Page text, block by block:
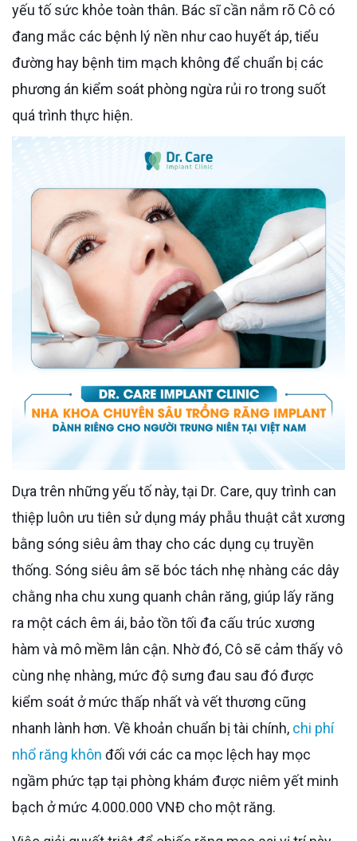
yếu tố sức khỏe toàn thân. Bác sĩ cần nắm rõ Cô có
đang mắc các bệnh lý nền như cao huyết áp, tiểu
đường hay bệnh tim mạch không để chuẩn bị các
phương án kiểm soát phòng ngừa rủi ro trong suốt
quá trình thực hiện.
Dựa trên những yếu tố này, tại Dr. Care, quy trình can
thiệp luôn ưu tiên sử dụng máy phẫu thuật cắt xương
bằng sóng siêu âm thay cho các dụng cụ truyền
thống. Sóng siêu âm sẽ bóc tách nhẹ nhàng các dây
chằng nha chu xung quanh chân răng, giúp lấy răng
ra một cách êm ái, bảo tồn tối đa cấu trúc xương
hàm và mô mềm lân cận. Nhờ đó, Cô sẽ cảm thấy vô
cùng nhẹ nhàng, mức độ sưng đau sau đó được
kiểm soát ở mức thấp nhất và vết thương cũng
nhanh lành hơn. Về khoản chuẩn bị tài chính, chi phí
nhổ răng khôn đối với các ca mọc lệch hay mọc
ngầm phức tạp tại phòng khám được niêm yết minh
bạch ở mức 4.000.000 VNĐ cho một răng.